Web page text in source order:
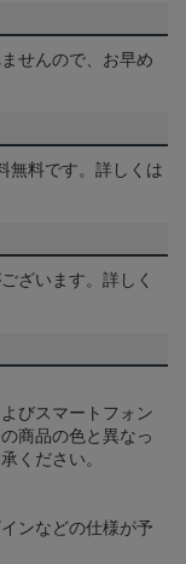
せんので、お早め
無料です。詳しくは
ざいます。詳しく
びスマートフォン
商品の色と異なっ
ください。
ンなどの仕様が予